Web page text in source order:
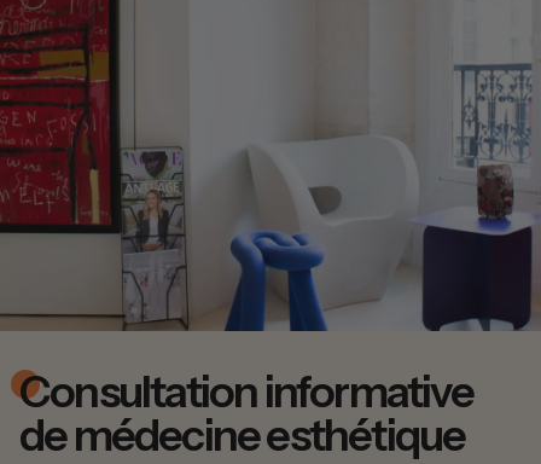
Consultation informative
de médecine esthétique